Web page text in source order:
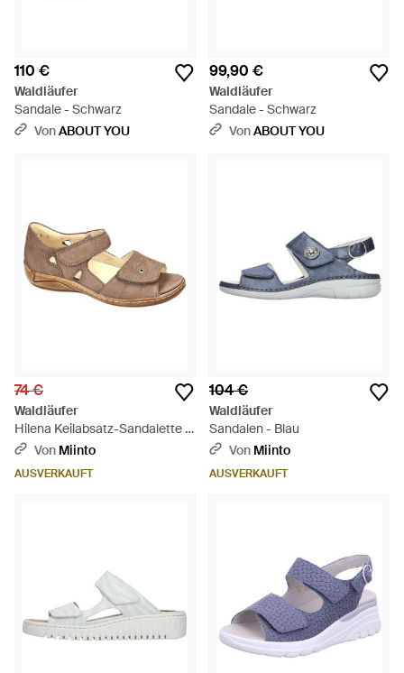
110 €
Waldläufer
Sandale - Schwarz
VonABOUT YOU
99,90 €
Waldläufer
Sandale - Schwarz
VonABOUT YOU
74 €
Waldläufer
Hilena Keilabsatz-Sandalette -
Mettallic
Von Miinto
AUSVERKAUFT
104 €
Waldläufer
Sandalen - Blau
Von Miinto
AUSVERKAUFT